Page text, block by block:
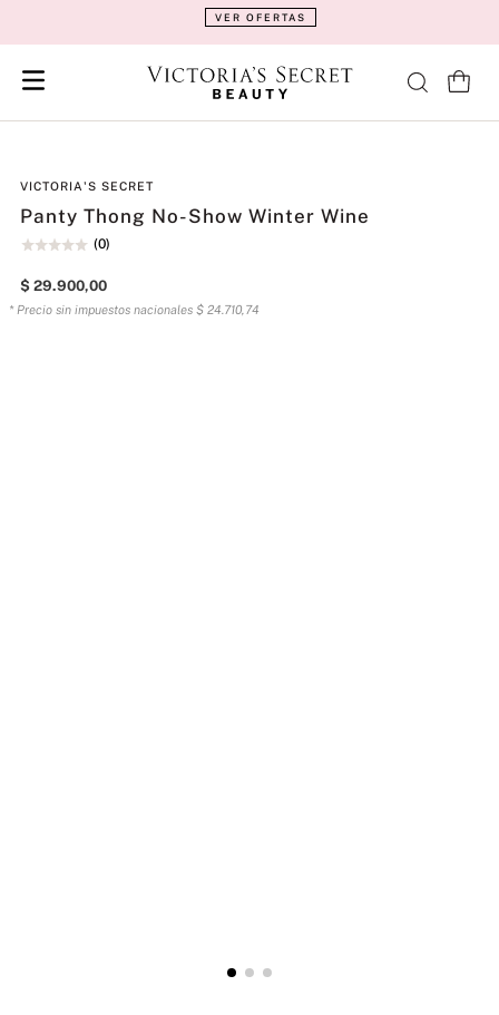
VER OFERTAS
VICTORIA'S SECRET
Panty Thong No-Show Winter Wine
(0)
$ 29.900,00
* Precio sin impuestos nacionales $ 24.710,74